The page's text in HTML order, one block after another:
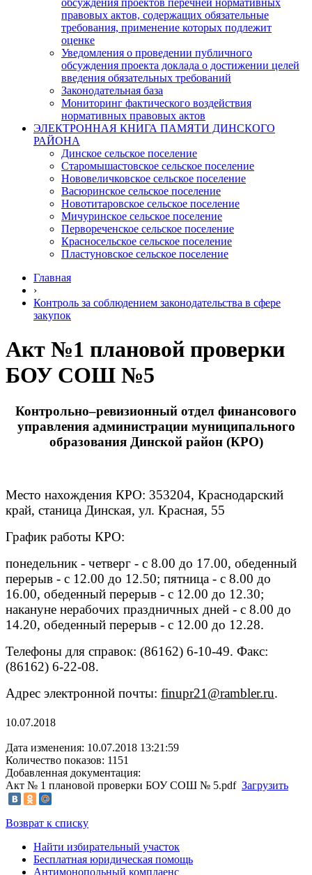
обсуждения проектов перечней нормативных
правовых актов, содержащих обязательные
требования, применение которых подлежит
оценке
Уведомления о проведении публичного
обсуждения проекта доклада о достижении целей
введения обязательных требований
Законодательная база
Мониторинг фактического воздействия
нормативных правовых актов
ЭЛЕКТРОННАЯ КНИГА ПАМЯТИ ДИНСКОГО
РАЙОНА
Динское сельское поселение
Старомышастовское сельское поселение
Нововеличковское сельское поселение
Васюринское сельское поселение
Новотитаровское сельское поселение
Мичуринское сельское поселение
Первореченское сельское поселение
Красносельское сельское поселение
Пластуновское сельское поселение
Главная
›
Контроль за соблюдением законодательства в сфере
закупок
Акт №1 плановой проверки
БОУ СОШ №5
Контрольно–ревизионный отдел финансового
управления администрации муниципального
образования Динской район (КРО)
Место нахождения КРО: 353204, Краснодарский
край, станица Динская, ул. Красная, 55
График работы КРО:
понедельник - четверг - с 8.00 до 17.00, обеденный
перерыв - с 12.00 до 12.50; пятница - с 8.00 до
16.00, обеденный перерыв - с 12.00 до 12.30;
накануне нерабочих праздничных дней - с 8.00 до
14.20, обеденный перерыв - с 12.00 до 12.28.
Телефоны для справок: (86162) 6-10-49. Факс:
(86162) 6-22-08.
Адрес электронной почты: finupr21@rambler.ru.
10.07.2018
Дата изменения: 10.07.2018 13:21:59
Количество показов: 1151
Добавленная документация:
Акт № 1 плановой проверки БОУ СОШ № 5.pdf Загрузить
Возврат к списку
Найти избирательный участок
Бесплатная юридическая помощь
Антимонопольный комплаенс